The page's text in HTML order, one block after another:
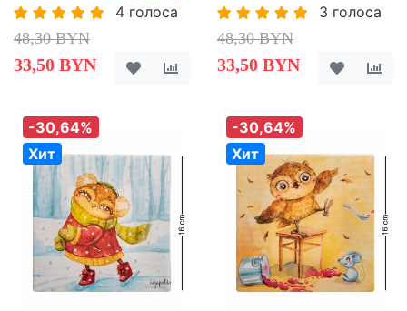
4 голоса
48,30 BYN
33,50 BYN
3 голоса
48,30 BYN
33,50 BYN
-30,64%
Хит
-30,64%
Хит